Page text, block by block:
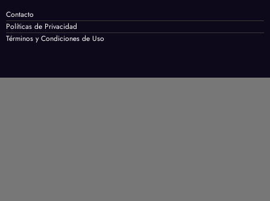
Contacto
Políticas de Privacidad
Términos y Condiciones de Uso